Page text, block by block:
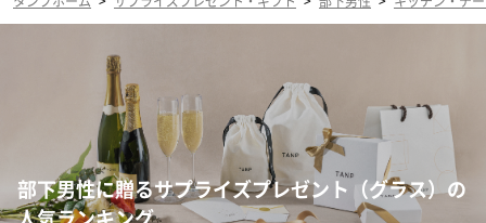
部下男性に贈るサプライズプレゼント（グラス）の